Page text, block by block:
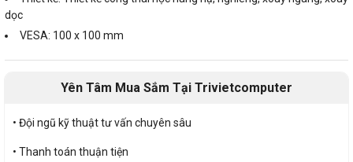
dọc
VESA: 100 x 100 mm
Yên Tâm Mua Sắm Tại Trivietcomputer
• Đội ngũ kỹ thuật tư vấn chuyên sâu
• Thanh toán thuận tiện